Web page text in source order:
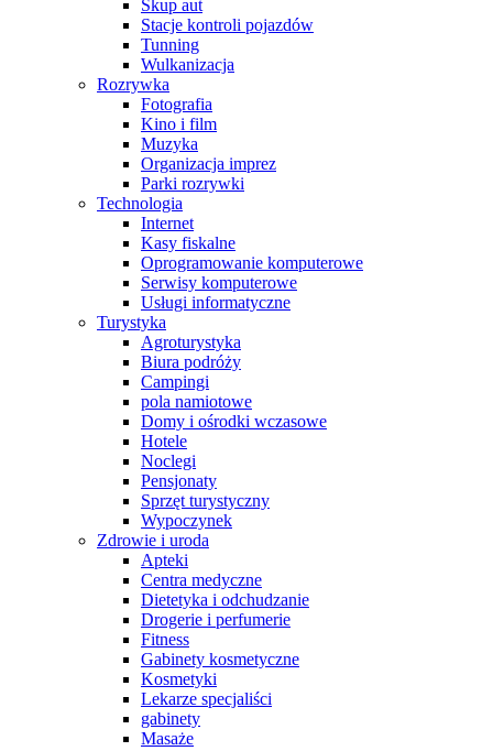
Skup aut
Stacje kontroli pojazdów
Tunning
Wulkanizacja
Rozrywka
Fotografia
Kino i film
Muzyka
Organizacja imprez
Parki rozrywki
Technologia
Internet
Kasy fiskalne
Oprogramowanie komputerowe
Serwisy komputerowe
Usługi informatyczne
Turystyka
Agroturystyka
Biura podróży
Campingi
pola namiotowe
Domy i ośrodki wczasowe
Hotele
Noclegi
Pensjonaty
Sprzęt turystyczny
Wypoczynek
Zdrowie i uroda
Apteki
Centra medyczne
Dietetyka i odchudzanie
Drogerie i perfumerie
Fitness
Gabinety kosmetyczne
Kosmetyki
Lekarze specjaliści
gabinety
Masaże